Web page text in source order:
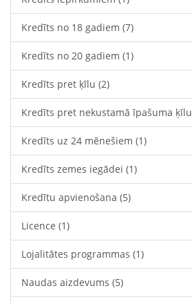
Kredīts no 18 gadiem (7)
Kredīts no 20 gadiem (1)
Kredīts pret ķīlu (2)
Kredīts pret nekustamā īpašuma ķīlu
Kredīts uz 24 mēnešiem (1)
Kredīts zemes iegādei (1)
Kredītu apvienošana (5)
Licence (1)
Lojalitātes programmas (1)
Naudas aizdevums (5)